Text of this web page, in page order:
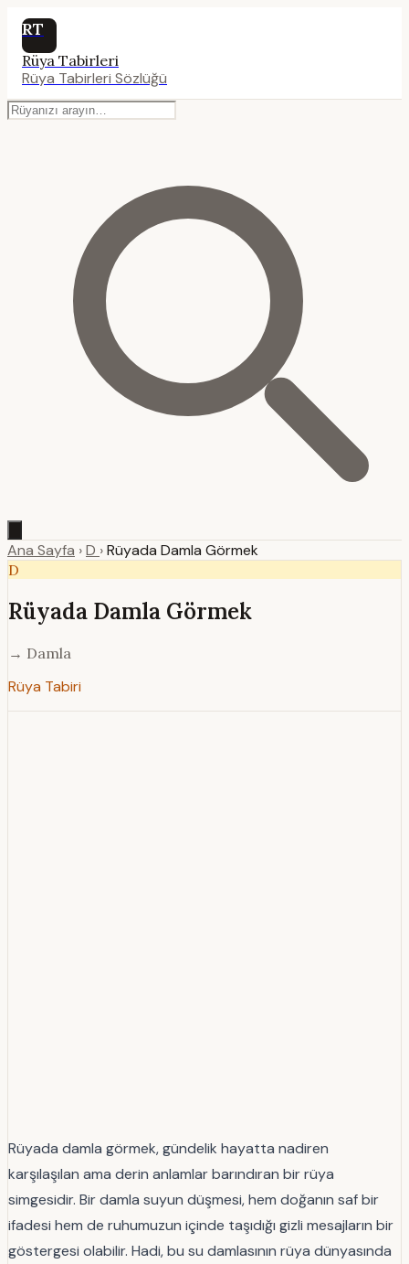
RT
Rüya Tabirleri
Rüya Tabirleri Sözlüğü
Ana Sayfa ›D ›Rüyada Damla Görmek
D
Rüyada Damla Görmek
→ Damla
Rüya Tabiri
Rüyada damla görmek, gündelik hayatta nadiren
karşılaşılan ama derin anlamlar barındıran bir rüya
simgesidir. Bir damla suyun düşmesi, hem doğanın saf bir
ifadesi hem de ruhumuzun içinde taşıdığı gizli mesajların bir
göstergesi olabilir. Hadi, bu su damlasının rüya dünyasında